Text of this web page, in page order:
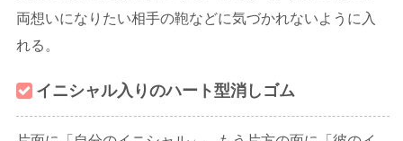
両想いになりたい相手の鞄などに気づかれないように入
れる。
イニシャル入りのハート型消しゴム